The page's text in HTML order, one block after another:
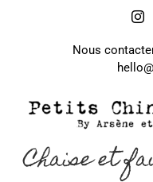
Nous
Chaise et